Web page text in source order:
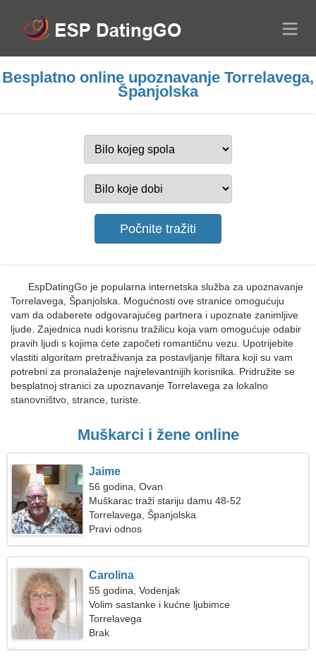
Besplatno online upoznavanje Torrelavega,
Španjolska
EspDatingGo je popularna internetska služba za upoznavanje
Torrelavega, Španjolska. Mogućnosti ove stranice omogućuju
vam da odaberete odgovarajućeg partnera i upoznate zanimljive
ljude. Zajednica nudi korisnu tražilicu koja vam omogućuje odabir
pravih ljudi s kojima ćete započeti romantičnu vezu. Upotrijebite
vlastiti algoritam pretraživanja za postavljanje filtara koji su vam
potrebni za pronalaženje najrelevantnijih korisnika. Pridružite se
besplatnoj stranici za upoznavanje Torrelavega za lokalno
stanovništvo, strance, turiste.
Muškarci i žene online
Jaime
56 godina, Ovan
Muškarac traži stariju damu 48-52
Torrelavega, Španjolska
Pravi odnos
Carolina
55 godina, Vodenjak
Volim sastanke i kućne ljubimce
Torrelavega
Brak